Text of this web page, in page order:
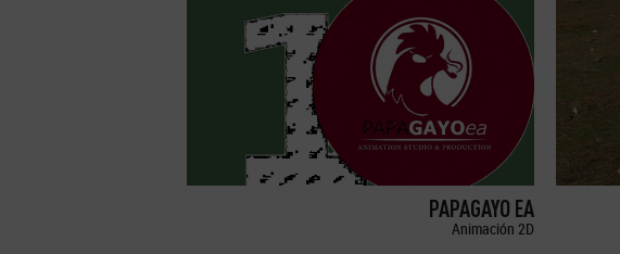
PAPAGAYO EA
Animación 2D